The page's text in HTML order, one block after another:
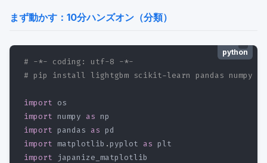
まず動かす：10分ハンズオン（分類）
python
# -*- coding: utf-8 -*-
# pip install lightgbm scikit-learn pandas numpy
import
import numpy as
import pandas as
import matplotlib .pyplot as
import japanize_matplotlib